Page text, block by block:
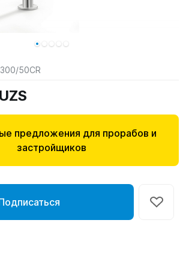
50CR
предложения для прорабов и
застройщиков